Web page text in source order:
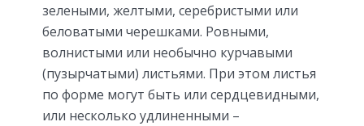
зелеными, желтыми, серебристыми или
беловатыми черешками. Ровными,
волнистыми или необычно курчавыми
(пузырчатыми) листьями. При этом листья
по форме могут быть или сердцевидными,
или несколько удлиненными –